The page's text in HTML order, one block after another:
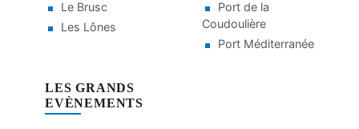
Le Brusc
Les Lônes
Port de la
Coudoulière
Port Méditerranée
LES GRANDS
EVÈNEMENTS